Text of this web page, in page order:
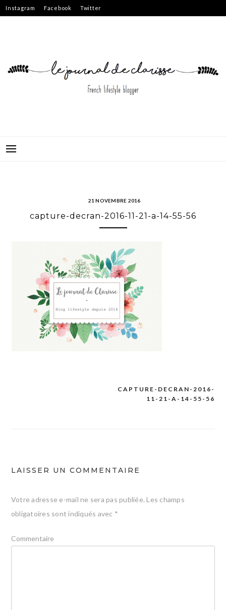
Skip
to
Instagram Facebook Twitter
21 NOVEMBRE 2016
capture-decran-2016-11-21-a-14-55-56
CAPTURE-DECRAN-2016-
11-21-A-14-55-56
LAISSER UN COMMENTAIRE
Votre adresse e-mail ne sera pas publiée. Les champs
obligatoires sont indiqués avec *
Commentaire